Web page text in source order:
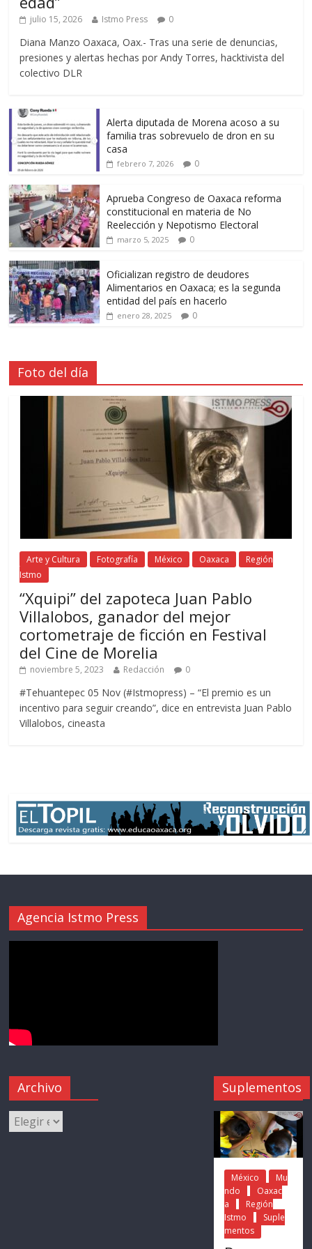
julio 15, 2026 Istmo Press 0
Diana Manzo Oaxaca, Oax.- Tras una serie de denuncias,
presiones y alertas hechas por Andy Torres, hacktivista del
colectivo DLR
Alerta diputada de Morena acoso a su
familia tras sobrevuelo de dron en su
casa
febrero 7, 2026 0
Aprueba Congreso de Oaxaca reforma
constitucional en materia de No
Reelección y Nepotismo Electoral
marzo 5, 2025 0
Oficializan registro de deudores
Alimentarios en Oaxaca; es la segunda
entidad del país en hacerlo
enero 28, 2025 0
Foto del día
Arte y Cultura Fotografía México Oaxaca
Región
Istmo
“Xquipi” del zapoteca Juan Pablo
Villalobos, ganador del mejor
cortometraje de ficción en Festival
del Cine de Morelia
noviembre 5, 2023 Redacción 0
#Tehuantepec 05 Nov (#Istmopress) – “El premio es un
incentivo para seguir creando”, dice en entrevista Juan Pablo
Villalobos, cineasta
Agencia Istmo Press
Archivo Suplementos
México
Mu
ndo
Oaxac
a
Región
Istmo
Suple
mentos